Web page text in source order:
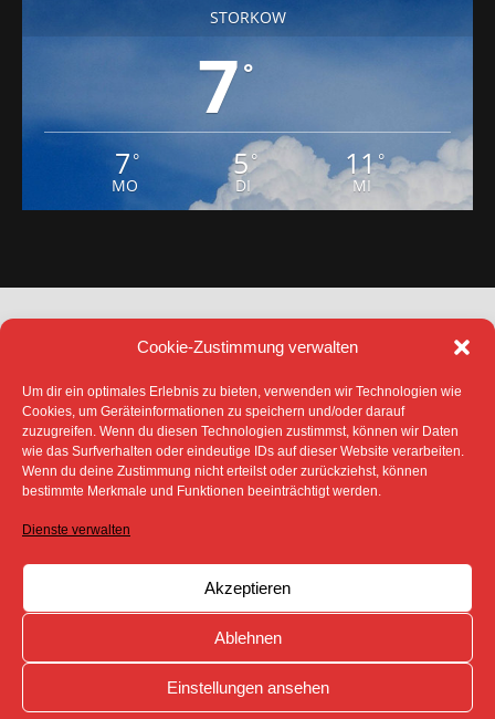
Cookie-Zustimmung verwalten
Um dir ein optimales Erlebnis zu bieten, verwenden wir Technologien wie
Cookies, um Geräteinformationen zu speichern und/oder darauf
zuzugreifen. Wenn du diesen Technologien zustimmst, können wir Daten
wie das Surfverhalten oder eindeutige IDs auf dieser Website verarbeiten.
Wenn du deine Zustimmung nicht erteilst oder zurückziehst, können
bestimmte Merkmale und Funktionen beeinträchtigt werden.
Dienste verwalten
Akzeptieren
Ablehnen
Einstellungen ansehen
STORKOW
7°
7 °
MO
5°
DI
11°
MI
DATENSCHUTZ
IMPRESSUM
COOKIE-RICHTLINIE (EU)
SÄMTLICHE TEXTE, BILDER UND ANDERE
SOFERN NICHT ANDERS GEKENNZEICHNET- DEM
COPYRIGHT DES SPREEBOTE ONLINE ODER WERDEN